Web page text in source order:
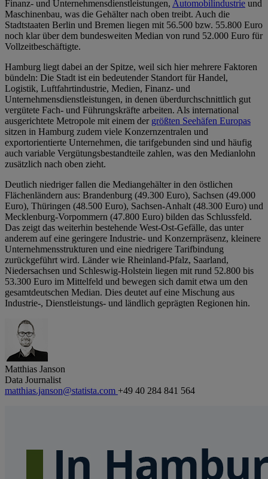
Finanz- und Unternehmensdienstleistungen, Automobilindustrie und
Maschinenbau, was die Gehälter nach oben treibt. Auch die
Stadtstaaten Berlin und Bremen liegen mit 56.500 bzw. 55.800 Euro
noch klar über dem bundesweiten Median von rund 52.000 Euro für
Vollzeitbeschäftigte.​
Hamburg liegt dabei an der Spitze, weil sich hier mehrere Faktoren
bündeln: Die Stadt ist ein bedeutender Standort für Handel,
Logistik, Luftfahrtindustrie, Medien, Finanz- und
Unternehmensdienstleistungen, in denen überdurchschnittlich gut
vergütete Fach- und Führungskräfte arbeiten. Als international
ausgerichtete Metropole mit einem der größten Seehäfen Europas
sitzen in Hamburg zudem viele Konzernzentralen und
exportorientierte Unternehmen, die tarifgebunden sind und häufig
auch variable Vergütungsbestandteile zahlen, was den Medianlohn
zusätzlich nach oben zieht.
Deutlich niedriger fallen die Mediangehälter in den östlichen
Flächenländern aus: Brandenburg (49.300 Euro), Sachsen (49.000
Euro), Thüringen (48.500 Euro), Sachsen-Anhalt (48.300 Euro) und
Mecklenburg-Vorpommern (47.800 Euro) bilden das Schlussfeld.
Das zeigt das weiterhin bestehende West-Ost-Gefälle, das unter
anderem auf eine geringere Industrie- und Konzernpräsenz, kleinere
Unternehmensstrukturen und eine niedrigere Tarifbindung
zurückgeführt wird. Länder wie Rheinland-Pfalz, Saarland,
Niedersachsen und Schleswig-Holstein liegen mit rund 52.800 bis
53.300 Euro im Mittelfeld und bewegen sich damit etwa um den
gesamtdeutschen Median. Dies deutet auf eine Mischung aus
Industrie-, Dienstleistungs- und ländlich geprägten Regionen hin.
Matthias Janson
Data Journalist
matthias.janson@statista.com +49 40 284 841 564